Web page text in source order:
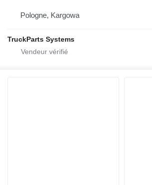
Pologne, Kargowa
TruckParts Systems